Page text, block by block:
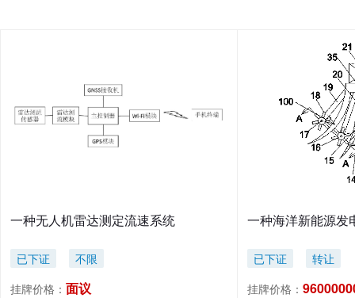
一种无人机雷达测定流速系统
已下证
不限
挂牌价格： 面议
一种海洋新能源发
已下证
转让
挂牌价格：